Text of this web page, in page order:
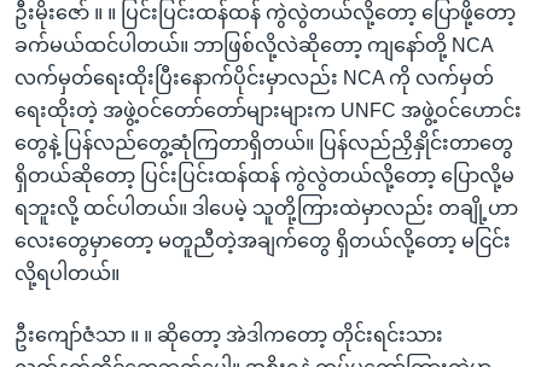
ဦးမိုးဇော် ။ ။ ပြင်းပြင်းထန်ထန် ကွဲလွဲတယ်လို့တော့ ပြောဖို့တော့
ခက်မယ်ထင်ပါတယ်။ ဘာဖြစ်လို့လဲဆိုတော့ ကျနော်တို့ NCA
လက်မှတ်ရေးထိုးပြီးနောက်ပိုင်းမှာလည်း NCA ကို လက်မှတ်
ရေးထိုးတဲ့ အဖွဲ့ဝင်တော်တော်များများက UNFC အဖွဲ့ဝင်ဟောင်း
တွေနဲ့ ပြန်လည်တွေ့ဆုံကြတာရှိတယ်။ ပြန်လည်ညှိနှိုင်းတာတွေ
ရှိတယ်ဆိုတော့ ပြင်းပြင်းထန်ထန် ကွဲလွဲတယ်လို့တော့ ပြောလို့မ
ရဘူးလို့ ထင်ပါတယ်။ ဒါပေမဲ့ သူတို့ကြားထဲမှာလည်း တချို့ဟာ
လေးတွေမှာတော့ မတူညီတဲ့အချက်တွေ ရှိတယ်လို့တော့ မငြင်း
လို့ရပါတယ်။
ဦးကျော်ဇံသာ ။ ။ ဆိုတော့ အဲဒါကတော့ တိုင်းရင်းသား